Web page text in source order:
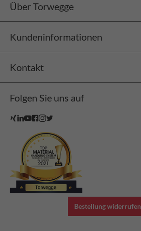
Über Torwegge
Kundeninformationen
Kontakt
Folgen Sie uns auf
Bestellung widerrufen